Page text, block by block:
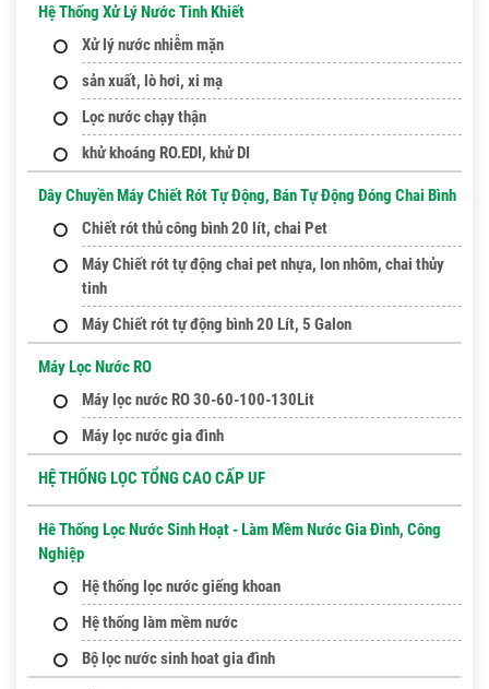
Hệ Thống Xử Lý Nước Tinh Khiết
Xử lý nước nhiễm mặn
sản xuất, lò hơi, xi mạ
Lọc nước chạy thận
khử khoáng RO.EDI, khử DI
Dây Chuyền Máy Chiết Rót Tự Động, Bán Tự Động Đóng Chai Bình
Chiết rót thủ công bình 20 lít, chai Pet
Máy Chiết rót tự động chai pet nhựa, lon nhôm, chai thủy
tinh
Máy Chiết rót tự động bình 20 Lít, 5 Galon
Máy Lọc Nước RO
Máy lọc nước RO 30-60-100-130Lit
Máy lọc nước gia đình
HỆ THỐNG LỌC TỔNG CAO CẤP UF
Hê Thống Lọc Nước Sinh Hoạt - Làm Mềm Nước Gia Đình, Công
Nghiệp
Hệ thống lọc nước giếng khoan
Hệ thống làm mềm nước
Bộ lọc nước sinh hoat gia đình